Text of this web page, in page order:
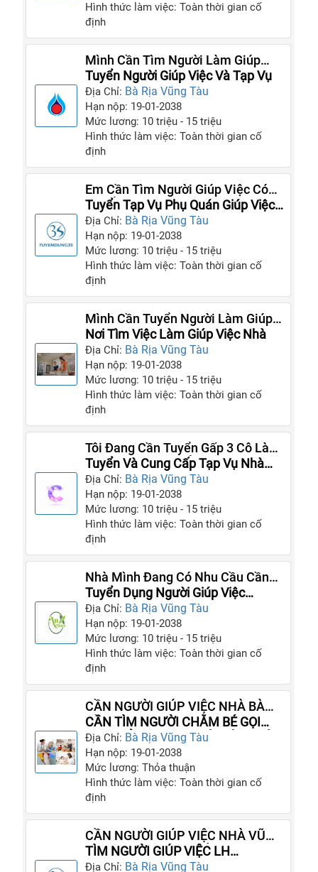
Hình thức làm việc: Toàn thời gian cố
định
Mình Cần Tìm Người Làm Giúp
Việc Cho Gia Đình Gấp Trong
Tháng Này
Tuyển Người Giúp Việc Và Tạp Vụ
Địa Chỉ: Bà Rịa Vũng Tàu
Hạn nộp: 19-01-2038
Mức lương: 10 triệu - 15 triệu
Hình thức làm việc: Toàn thời gian cố
định
Em Cần Tìm Người Giúp Việc Có
Thể Ở Lại Nhà Luôn
Tuyển Tạp Vụ Phụ Quán Giúp Việc
Gia Đình
Địa Chỉ: Bà Rịa Vũng Tàu
Hạn nộp: 19-01-2038
Mức lương: 10 triệu - 15 triệu
Hình thức làm việc: Toàn thời gian cố
định
Mình Cần Tuyển Người Làm Giúp
Việc Cho Gia Đình Nhà Mình
Nơi Tìm Việc Làm Giúp Việc Nhà
Địa Chỉ: Bà Rịa Vũng Tàu
Hạn nộp: 19-01-2038
Mức lương: 10 triệu - 15 triệu
Hình thức làm việc: Toàn thời gian cố
định
Tôi Đang Cần Tuyển Gấp 3 Cô Làm
Giúp Việc Bao Ăn Ở Lại Tại Nhà Tôi
Tuyển Và Cung Cấp Tạp Vụ Nhà
Hàng Quán Ăn Và Giúp Việc
Địa Chỉ: Bà Rịa Vũng Tàu
Hạn nộp: 19-01-2038
Mức lương: 10 triệu - 15 triệu
Hình thức làm việc: Toàn thời gian cố
định
Nhà Mình Đang Có Nhu Cầu Cần
Tuyển Gấp Người Giúp Việc Siêng
Năng
Tuyển Dụng Người Giúp Việc
Lương Cao
Địa Chỉ: Bà Rịa Vũng Tàu
Hạn nộp: 19-01-2038
Mức lương: 10 triệu - 15 triệu
Hình thức làm việc: Toàn thời gian cố
định
CẦN NGƯỜI GIÚP VIỆC NHÀ BÀ
RỊA 1 NGƯỜI GIỮ TRẺ 1 NGƯỜI
CHĂM BÀ
CẦN TÌM NGƯỜI CHĂM BÉ GỌI
CHỊ THẢO SAO MAI LÀ CÓ NGƯỜI
SAU 1 PHÚT
Địa Chỉ: Bà Rịa Vũng Tàu
Hạn nộp: 19-01-2038
Mức lương: Thỏa thuận
Hình thức làm việc: Toàn thời gian cố
định
CẦN NGƯỜI GIÚP VIỆC NHÀ VŨNG
TÀU 1 NGƯỜI GIỮ TRẺ 1 NGƯỜI
CHĂM BÀ
TÌM NGƯỜI GIÚP VIỆC LH
O968O4834O ANH HƯNG
Địa Chỉ: Bà Rịa Vũng Tàu